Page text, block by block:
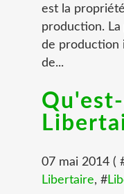
est la
production.
de production
de...
07 mai 2014 (
Libertaire, #